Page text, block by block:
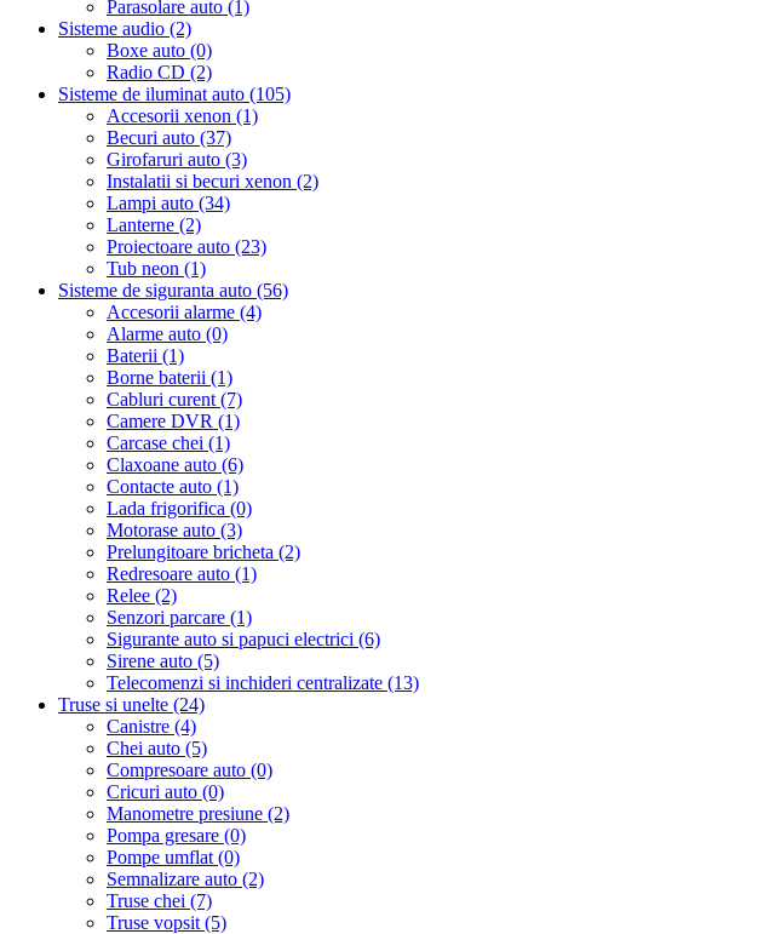
Parasolare auto (1)
Sisteme audio (2)
Boxe auto (0)
Radio CD (2)
Sisteme de iluminat auto (105)
Accesorii xenon (1)
Becuri auto (37)
Girofaruri auto (3)
Instalatii si becuri xenon (2)
Lampi auto (34)
Lanterne (2)
Proiectoare auto (23)
Tub neon (1)
Sisteme de siguranta auto (56)
Accesorii alarme (4)
Alarme auto (0)
Baterii (1)
Borne baterii (1)
Cabluri curent (7)
Camere DVR (1)
Carcase chei (1)
Claxoane auto (6)
Contacte auto (1)
Lada frigorifica (0)
Motorase auto (3)
Prelungitoare bricheta (2)
Redresoare auto (1)
Relee (2)
Senzori parcare (1)
Sigurante auto si papuci electrici (6)
Sirene auto (5)
Telecomenzi si inchideri centralizate (13)
Truse si unelte (24)
Canistre (4)
Chei auto (5)
Compresoare auto (0)
Cricuri auto (0)
Manometre presiune (2)
Pompa gresare (0)
Pompe umflat (0)
Semnalizare auto (2)
Truse chei (7)
Truse vopsit (5)